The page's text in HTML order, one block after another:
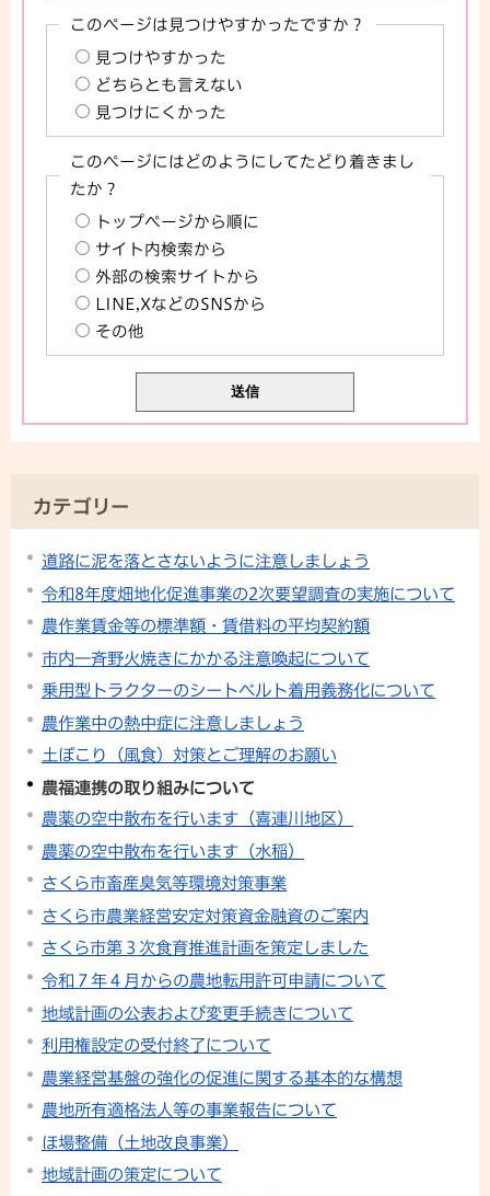
このページは見つけやすかったですか？
見つけやすかった
どちらとも言えない
見つけにくかった
このページにはどのようにしてたどり着きまし
たか？
トップページから順に
サイト内検索から
外部の検索サイトから
LINE,XなどのSNSから
その他
カテゴリー
道路に泥を落とさないように注意しましょう
令和8年度畑地化促進事業の2次要望調査の実施について
農作業賃金等の標準額・賃借料の平均契約額
市内一斉野火焼きにかかる注意喚起について
乗用型トラクターのシートベルト着用義務化について
農作業中の熱中症に注意しましょう
土ぼこり（風食）対策とご理解のお願い
農福連携の取り組みについて
農薬の空中散布を行います（喜連川地区）
農薬の空中散布を行います（水稲）
さくら市畜産臭気等環境対策事業
さくら市農業経営安定対策資金融資のご案内
さくら市第３次食育推進計画を策定しました
令和７年４月からの農地転用許可申請について
地域計画の公表および変更手続きについて
利用権設定の受付終了について
農業経営基盤の強化の促進に関する基本的な構想
農地所有適格法人等の事業報告について
ほ場整備（土地改良事業）
地域計画の策定について